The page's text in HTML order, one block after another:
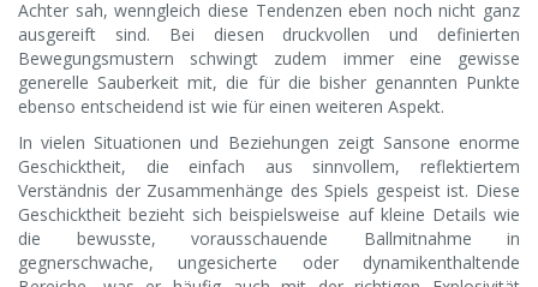
Achter sah, wenngleich diese Tendenzen eben noch nicht ganz
ausgereift sind. Bei diesen druckvollen und definierten
Bewegungsmustern schwingt zudem immer eine gewisse
generelle Sauberkeit mit, die für die bisher genannten Punkte
ebenso entscheidend ist wie für einen weiteren Aspekt.
In vielen Situationen und Beziehungen zeigt Sansone enorme
Geschicktheit, die einfach aus sinnvollem, reflektiertem
Verständnis der Zusammenhänge des Spiels gespeist ist. Diese
Geschicktheit bezieht sich beispielsweise auf kleine Details wie
die bewusste, vorausschauende Ballmitnahme in
gegnerschwache, ungesicherte oder dynamikenthaltende